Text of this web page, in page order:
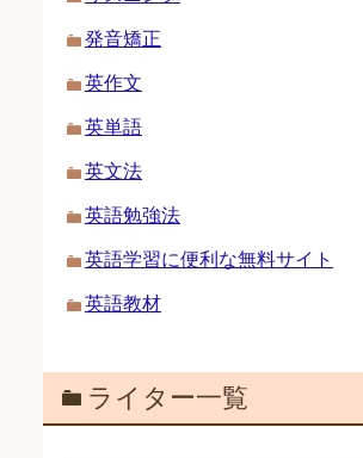
発音矯正
英作文
英単語
英文法
英語勉強法
英語学習に便利な無料サイト
英語教材
ライター一覧